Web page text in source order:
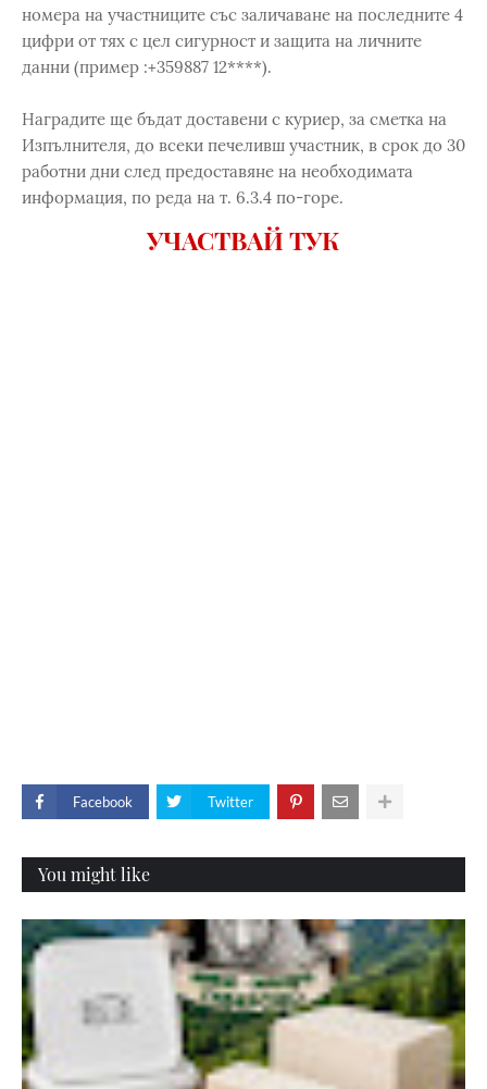
номера на участниците със заличаване на последните 4
цифри от тях с цел сигурност и защита на личните
данни (пример :+359887 12****).
Наградите ще бъдат доставени с куриер, за сметка на
Изпълнителя, до всеки печеливш участник, в срок до 30
работни дни след предоставяне на необходимата
информация, по реда на т. 6.3.4 по-горе.
УЧАСТВАЙ ТУК
Facebook Twitter
You might like